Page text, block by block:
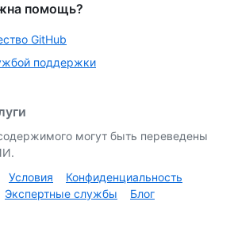
помощь?
GitHub
поддержки
могут быть переведены
Условия
Конфиденциальность
Экспертные службы Блог